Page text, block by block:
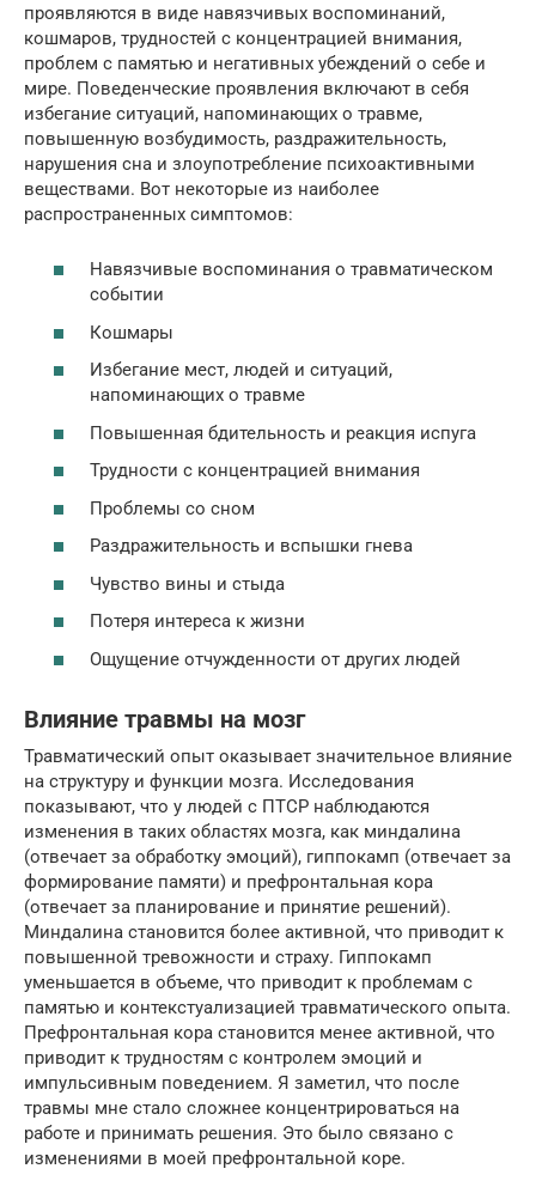
проявляются в виде навязчивых воспоминаний,
кошмаров, трудностей с концентрацией внимания,
проблем с памятью и негативных убеждений о себе и
мире. Поведенческие проявления включают в себя
избегание ситуаций, напоминающих о травме,
повышенную возбудимость, раздражительность,
нарушения сна и злоупотребление психоактивными
веществами. Вот некоторые из наиболее
распространенных симптомов:
Навязчивые воспоминания о травматическом
событии
Кошмары
Избегание мест, людей и ситуаций,
напоминающих о травме
Повышенная бдительность и реакция испуга
Трудности с концентрацией внимания
Проблемы со сном
Раздражительность и вспышки гнева
Чувство вины и стыда
Потеря интереса к жизни
Ощущение отчужденности от других людей
Влияние травмы на мозг
Травматический опыт оказывает значительное влияние
на структуру и функции мозга. Исследования
показывают, что у людей с ПТСР наблюдаются
изменения в таких областях мозга, как миндалина
(отвечает за обработку эмоций), гиппокамп (отвечает за
формирование памяти) и префронтальная кора
(отвечает за планирование и принятие решений).
Миндалина становится более активной, что приводит к
повышенной тревожности и страху. Гиппокамп
уменьшается в объеме, что приводит к проблемам с
памятью и контекстуализацией травматического опыта.
Префронтальная кора становится менее активной, что
приводит к трудностям с контролем эмоций и
импульсивным поведением. Я заметил, что после
травмы мне стало сложнее концентрироваться на
работе и принимать решения. Это было связано с
изменениями в моей префронтальной коре.